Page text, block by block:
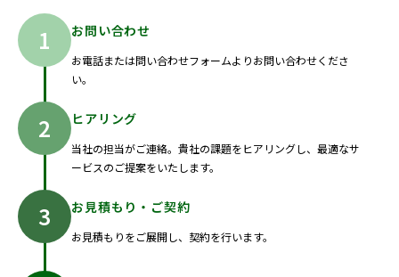
お問い合わせ
お電話または問い合わせフォームよりお問い合わせくださ
い。
ヒアリング
当社の担当がご連絡。貴社の課題をヒアリングし、最適なサ
ービスのご提案をいたします。
お見積もり・ご契約
お見積もりをご展開し、契約を行います。